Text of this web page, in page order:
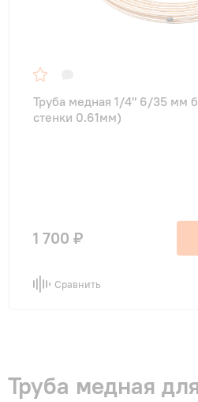
Труба медная 1/4" 6/35 мм
стенки 0.61мм)
1 700 ₽
Сравнить
Труба медная